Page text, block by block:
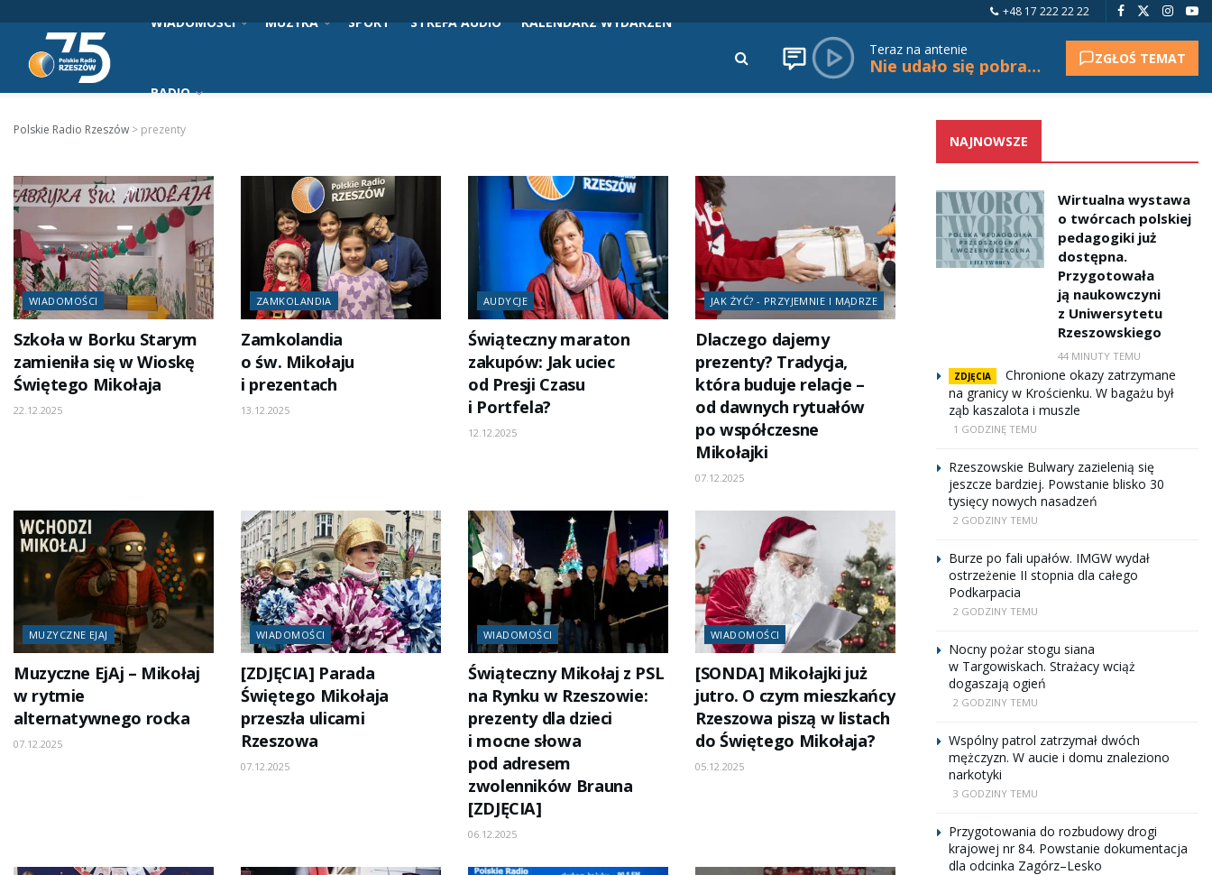
+48 17 222 22 22
WIADOMOŚCI MUZYKA SPORT STREFA AUDIO KALENDARZ WYDARZEŃ
RADIO
Teraz na antenie
Nie udało się pobrać tytułu. ZGŁOŚ TEMAT
Polskie Radio Rzeszów > prezenty
WIADOMOŚCI
Szkoła w Borku Starym
zamieniła się w Wioskę
Świętego Mikołaja
22.12.2025
ZAMKOLANDIA
Zamkolandia
o św. Mikołaju
i prezentach
13.12.2025
AUDYCJE
Świąteczny maraton
zakupów: Jak uciec
od Presji Czasu
i Portfela?
12.12.2025
JAK ŻYĆ? - PRZYJEMNIE I MĄDRZE
Dlaczego dajemy
prezenty? Tradycja,
która buduje relacje –
od dawnych rytuałów
po współczesne
Mikołajki
07.12.2025
MUZYCZNE EJAJ
Muzyczne EjAj – Mikołaj
w rytmie
alternatywnego rocka
07.12.2025
WIADOMOŚCI
[ZDJĘCIA] Parada
Świętego Mikołaja
przeszła ulicami
Rzeszowa
07.12.2025
WIADOMOŚCI
Świąteczny Mikołaj z PSL
na Rynku w Rzeszowie:
prezenty dla dzieci
i mocne słowa
pod adresem
zwolenników Brauna
[ZDJĘCIA]
06.12.2025
WIADOMOŚCI
[SONDA] Mikołajki już
jutro. O czym mieszkańcy
Rzeszowa piszą w listach
do Świętego Mikołaja?
05.12.2025
NAJNOWSZE
Wirtualna wystawa
o twórcach polskiej
pedagogiki już
dostępna.
Przygotowała
ją naukowczyni
z Uniwersytetu
Rzeszowskiego
44 MINUTY TEMU
ZDJĘCIA
Chronione okazy zatrzymane
na granicy w Krościenku. W bagażu był
ząb kaszalota i muszle
1 GODZINĘ TEMU
Rzeszowskie Bulwary zazielenią się
jeszcze bardziej. Powstanie blisko 30
tysięcy nowych nasadzeń
2 GODZINY TEMU
Burze po fali upałów. IMGW wydał
ostrzeżenie II stopnia dla całego
Podkarpacia
2 GODZINY TEMU
Nocny pożar stogu siana
w Targowiskach. Strażacy wciąż
dogaszają ogień
2 GODZINY TEMU
Wspólny patrol zatrzymał dwóch
mężczyzn. W aucie i domu znaleziono
narkotyki
3 GODZINY TEMU
Przygotowania do rozbudowy drogi
krajowej nr 84. Powstanie dokumentacja
dla odcinka Zagórz–Lesko